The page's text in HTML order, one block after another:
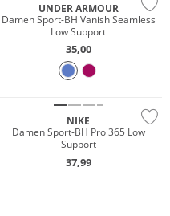
UNDER ARMOUR
Damen Sport-BH Vanish Seamless
Low Support
35,00
NIKE
Damen Sport-BH Pro 365 Low
Support
37,99